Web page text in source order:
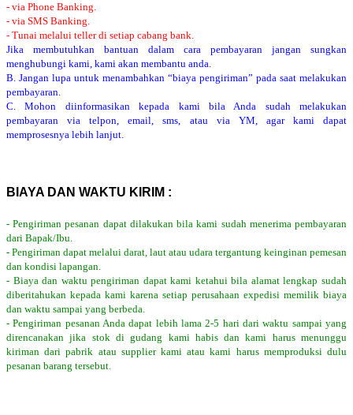
- via Phone Banking.
- via SMS Banking.
- Tunai melalui teller di setiap cabang bank.
Jika membutuhkan bantuan dalam cara pembayaran jangan sungkan
menghubungi kami, kami akan membantu anda.
B. Jangan lupa untuk menambahkan “biaya pengiriman” pada saat melakukan
pembayaran.
C. Mohon diinformasikan kepada kami bila Anda sudah melakukan
pembayaran via telpon, email, sms, atau via YM, agar kami dapat
memprosesnya lebih lanjut.
BIAYA DAN WAKTU KIRIM :
- Pengiriman pesanan dapat dilakukan bila kami sudah menerima pembayaran
dari Bapak/Ibu.
- Pengiriman dapat melalui darat, laut atau udara tergantung keinginan pemesan
dan kondisi lapangan.
- Biaya dan waktu pengiriman dapat kami ketahui bila alamat lengkap sudah
diberitahukan kepada kami karena setiap perusahaan expedisi memilik biaya
dan waktu sampai yang berbeda.
- Pengiriman pesanan Anda dapat lebih lama 2-5 hari dari waktu sampai yang
direncanakan jika stok di gudang kami habis dan kami harus menunggu
kiriman dari pabrik atau supplier kami atau kami harus memproduksi dulu
pesanan barang tersebut.